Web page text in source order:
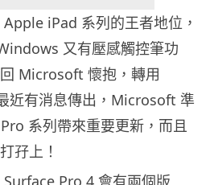
iPad 系列的王者地位，
又有壓感觸控筆功
Microsoft 懷抱，轉用
近有消息傳出，Microsoft 準
系列帶來重要更新，而且
孖上！